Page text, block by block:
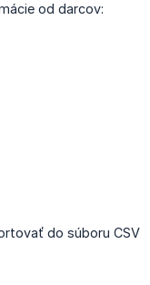
od darcov:
do súboru CSV